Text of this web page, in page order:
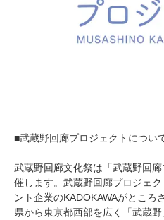
■武蔵野回廊プロジェクトについ
武蔵野回廊文化祭は「武蔵野回
催します。武蔵野回廊プロジェ
ント企業のKADOKAWAがところ
県から東京都西部を広く「武蔵